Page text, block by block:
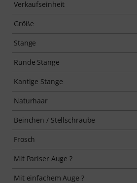
Verkaufseinheit
Größe
Stange
Runde Stange
Kantige Stange
Naturhaar
Beinchen / Stellschraube
Frosch
Mit Pariser Auge ?
Mit einfachem Auge ?